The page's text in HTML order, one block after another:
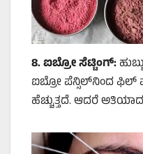
8.ಐಬ್ರೋ ಸೆಟ್ಟಿಂಗ್:
ಐಬ್ರೋ ಪೆನ್ಸಿಲ್‌ನಿಂದ
ಹೆಚ್ಚುತ್ತದೆ. ಆದರೆ